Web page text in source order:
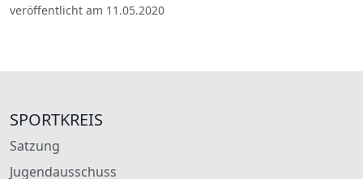
veröffentlicht am 11.05.2020
SPORTKREIS
Satzung
Jugendausschuss